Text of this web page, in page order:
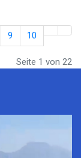
9 10
Seite 1 von 22